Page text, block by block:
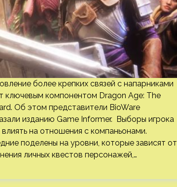
более крепких связей с напарниками
ключевым компонентом Dragon Age: The
Об этом представители BioWare
изданию Game Informer. Выборы игрока
на отношения с компаньонами.
поделены на уровни, которые зависят от
личных квестов персонажей,…